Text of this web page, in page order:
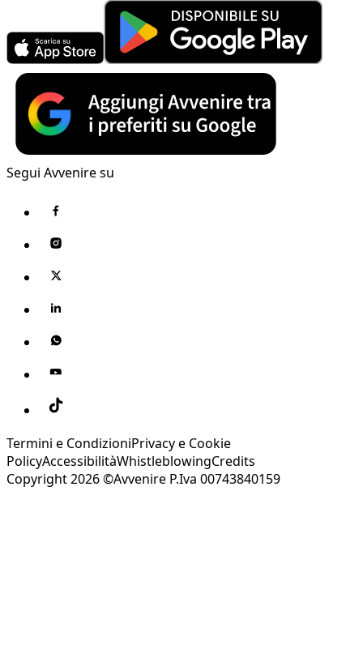
Segui Avvenire su
Termini e CondizioniPrivacy e Cookie
PolicyAccessibilitàWhistleblowingCredits
Copyright 2026 ©Avvenire P.Iva 00743840159